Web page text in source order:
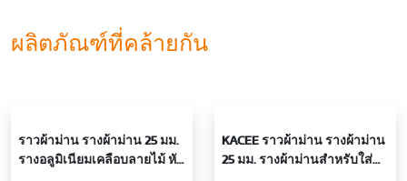
ผลิตภัณฑ์ที่คล้ายกัน
ราวผ้าม่าน รางผ้าม่าน 25 มม.
รางอลูมิเนียมเคลือบลายไม้ หัว
KACEE ราวผ้าม่าน รางผ้าม่าน
25 มม. รางผ้าม่านสำหรับใส่